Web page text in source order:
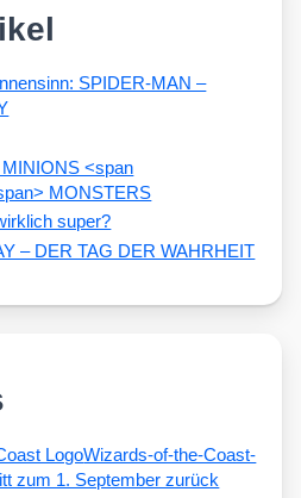
SPIDER-MAN –
<span
MONSTERS
super?
– DER TAG DER WAHRHEIT
Wizards-of-the-Coast-
zum 1. September zurück